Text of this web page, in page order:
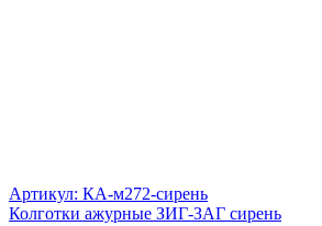
Артикул: КА-м272-сирень
Колготки ажурные ЗИГ-ЗАГ сирень